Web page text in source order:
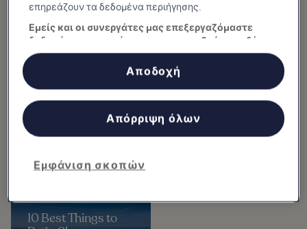
Κύριες ιστορίες και ενδιαφέροντα άρθρα
Lincolnshire: Τι να δείτε και τι να
κάνετε
Εμφάνιση περισσότερων
9 Best Things to Do
embrace both the city’s long and
remarkable history as well as its
10 Instagrammable
Places in Lincoln
looking for the next best shot to
10 Best Things to
επηρεάζουν τα δεδομένα περιήγησης.
Εμείς και οι συνεργάτες μας επεξεργαζόμαστε
δεδομένα προκειμένου να παρασχεθούν τα εξής:
Χρήση επακριβών δεδομένων γεωεντοπισμού. Ακριβής σάρωση
χαρακτηριστικών συσκευής για αναγνώριση ταυτότητας.
Αποθήκευση ή/και πρόσβαση στα δεδομένα μιας συσκευής.
Εξατομικευμένη διαφήμιση και περιεχόμενο, μέτρηση διαφήμισης
Εμφάνιση σκοπών
Απόρριψη όλων
Αποδοχή